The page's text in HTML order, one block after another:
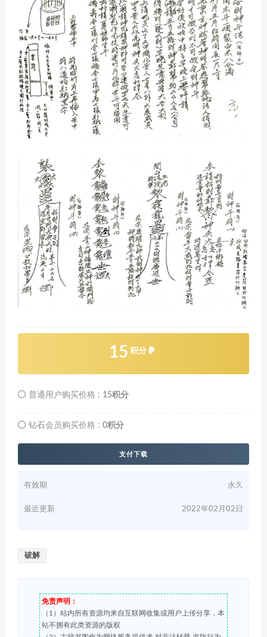
15 积分
普通用户购买价格 : 15积分
钻石会员购买价格 : 0积分
支付下载
有效期 永久
最近更新 2022年02月02日
破解
免责声明：
（1）站内所有资源均来自互联网收集或用户上传分享，本
站不拥有此类资源的版权